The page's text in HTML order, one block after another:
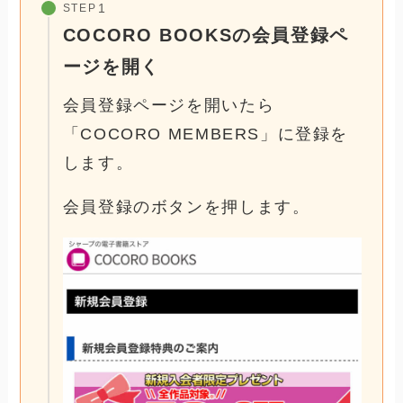
STEP
COCORO BOOKSの会員登録ペ
ージを開く
会員登録ページを開いたら
「COCORO MEMBERS」に登録を
します。
会員登録のボタンを押します。